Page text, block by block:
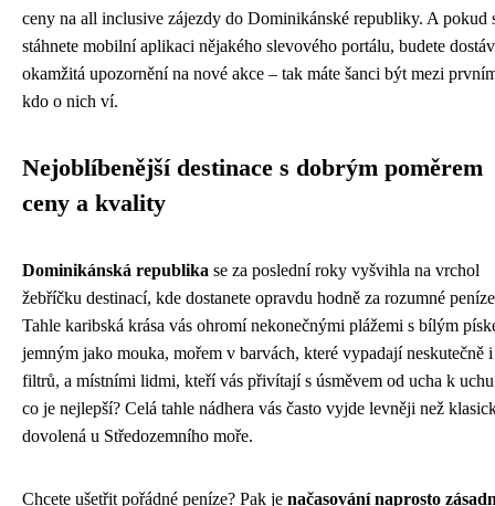
ceny na all inclusive zájezdy do Dominikánské republiky. A pokud
stáhnete mobilní aplikaci nějakého slevového portálu, budete
okamžitá upozornění na nové akce – tak máte šanci být mezi
kdo o nich ví.
Nejoblíbenější destinace s dobrým poměrem
ceny a kvality
Dominikánská republika se za poslední roky vyšvihla na vrchol
žebříčku destinací, kde dostanete opravdu hodně za rozumné
Tahle karibská krása vás ohromí nekonečnými plážemi s bílým
jemným jako mouka, mořem v barvách, které vypadají neskutečně
filtrů, a místními lidmi, kteří vás přivítají s úsměvem od ucha k
co je nejlepší? Celá tahle nádhera vás často vyjde levněji než
dovolená u Středozemního moře.
Chcete ušetřit pořádné peníze? Pak je načasování naprosto